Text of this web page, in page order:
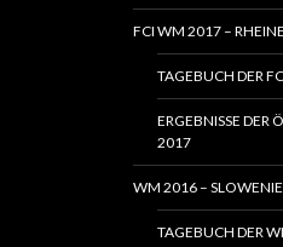
FCI WM 2017 –
TAGEBUCH DER
ERGEBNISSE DER
2017
WM 2016 –
TAGEBUCH DER